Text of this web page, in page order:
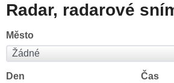
Radar, radarové
Město
Den Čas